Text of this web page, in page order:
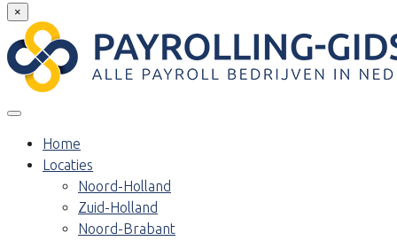
×
Home
Locaties
Noord-Holland
Zuid-Holland
Noord-Brabant